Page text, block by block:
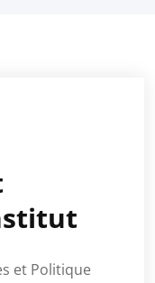
et Politique